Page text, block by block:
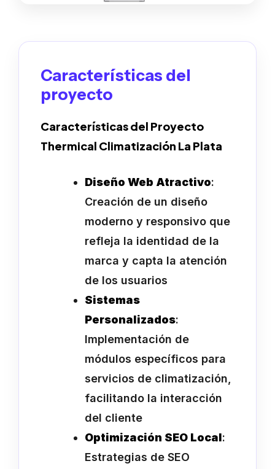
Características del
proyecto
Características del Proyecto
Thermical Climatización La Plata
Diseño Web Atractivo:
Creación de un diseño
moderno y responsivo que
refleja la identidad de la
marca y capta la atención
de los usuarios
Sistemas
Personalizados:
Implementación de
módulos específicos para
servicios de climatización,
facilitando la interacción
del cliente
Optimización SEO Local:
Estrategias de SEO